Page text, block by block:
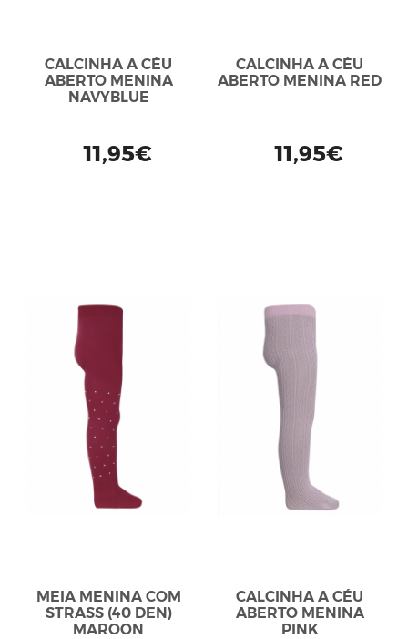
CALCINHA A CÉU
ABERTO MENINA
NAVYBLUE
11,95€
CALCINHA A CÉU
ABERTO MENINA RED
11,95€
MEIA MENINA COM
STRASS (40 DEN)
MAROON
CALCINHA A CÉU
ABERTO MENINA
PINK